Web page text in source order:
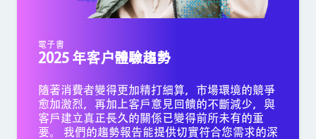
電子書
2025 年客户體驗趨勢
隨著消費者變得更加精打細算，市場環境的競爭
愈加激烈，再加上客戶意見回饋的不斷減少，與
客戶建立真正長久的關係已變得前所未有的重
要。 我們的趨勢報告能提供切實符合您需求的深